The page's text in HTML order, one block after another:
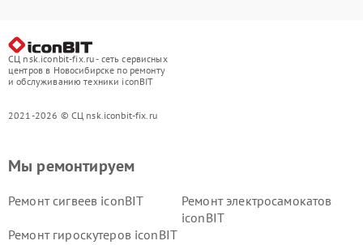
СЦ nsk.iconbit-fix.ru - сеть сервисных
центров в Новосибирске по ремонту
и обслуживанию техники iconBIT
2021-2026 © СЦ nsk.iconbit-fix.ru
Мы ремонтируем
Ремонт сигвеев iconBIT
Ремонт электросамокатов
iconBIT
Ремонт гироскутеров iconBIT